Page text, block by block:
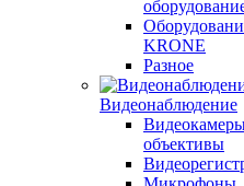
KRONE
Разное
Видеонаблюдение
объективы